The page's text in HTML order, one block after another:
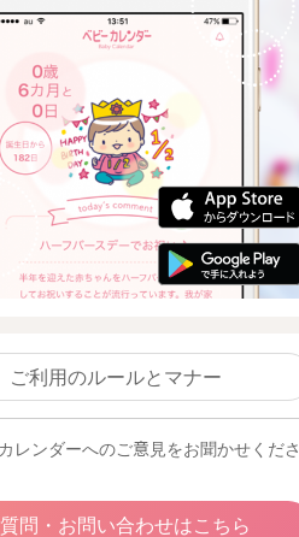
ご利用のルールとマナー
レンダーへのご意見をお聞かせくださ
問・お問い合わせはこちら